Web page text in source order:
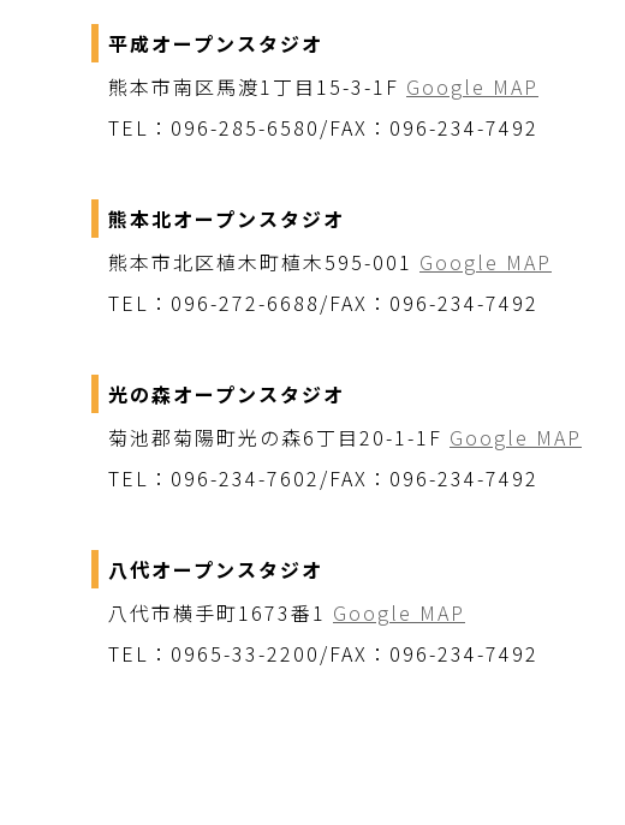
平成オープンスタジオ
熊本市南区馬渡1丁目15-3-1F Google MAP
TEL：096-285-6580/FAX：096-234-7492
熊本北オープンスタジオ
熊本市北区植木町植木595-001 Google MAP
TEL：096-272-6688/FAX：096-234-7492
光の森オープンスタジオ
菊池郡菊陽町光の森6丁目20-1-1F Google MAP
TEL：096-234-7602/FAX：096-234-7492
八代オープンスタジオ
八代市横手町1673番1 Google MAP
TEL：0965-33-2200/FAX：096-234-7492